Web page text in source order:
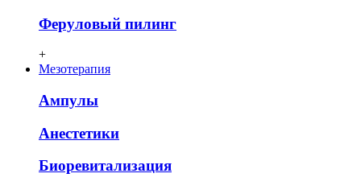
Феруловый пилинг
+
Мезотерапия
Ампулы
Анестетики
Биоревитализация